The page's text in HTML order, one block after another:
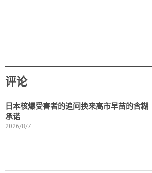
评论
日本核爆受害者的追问换来高市早苗的含糊
承诺
2026/8/7